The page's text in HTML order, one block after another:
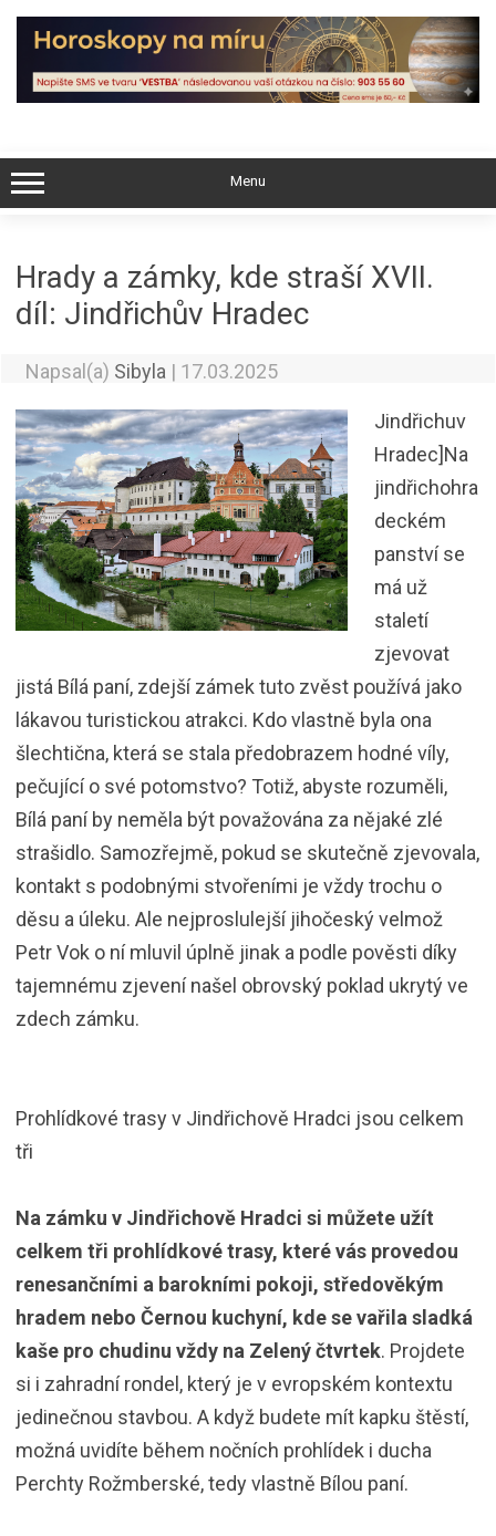
Skip
content
Menu
Hrady a zámky, kde straší XVII.
díl: Jindřichův Hradec
Napsal(a) Sibyla | 17.03.2025
Jindřichuv
Hradec]Na
jindřichohra
deckém
panství se
má už
staletí
zjevovat
jistá Bílá paní, zdejší zámek tuto zvěst používá jako
lákavou turistickou atrakci. Kdo vlastně byla ona
šlechtična, která se stala předobrazem hodné víly,
pečující o své potomstvo? Totiž, abyste rozuměli,
Bílá paní by neměla být považována za nějaké zlé
strašidlo. Samozřejmě, pokud se skutečně zjevovala,
kontakt s podobnými stvořeními je vždy trochu o
děsu a úleku. Ale nejproslulejší jihočeský velmož
Petr Vok o ní mluvil úplně jinak a podle pověsti díky
tajemnému zjevení našel obrovský poklad ukrytý ve
zdech zámku.
Prohlídkové trasy v Jindřichově Hradci jsou celkem
tři
Na zámku v Jindřichově Hradci si můžete užít
celkem tři prohlídkové trasy, které vás provedou
renesančními a barokními pokoji, středověkým
hradem nebo Černou kuchyní, kde se vařila sladká
kaše pro chudinu vždy na Zelený čtvrtek. Projdete
si i zahradní rondel, který je v evropském kontextu
jedinečnou stavbou. A když budete mít kapku štěstí,
možná uvidíte během nočních prohlídek i ducha
Perchty Rožmberské, tedy vlastně Bílou paní.